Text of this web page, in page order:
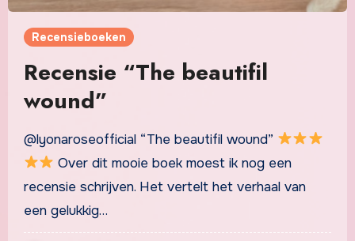
Recensieboeken
Recensie “The beautifil
wound”
@lyonaroseofficial “The beautifil wound”
Over dit mooie boek moest ik nog een
recensie schrijven. Het vertelt het verhaal van
een gelukkig…